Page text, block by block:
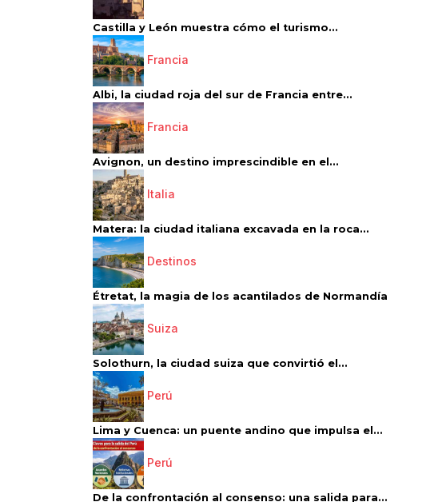
Castilla y León muestra cómo el turismo...
Francia
Albi, la ciudad roja del sur de Francia entre...
Francia
Avignon, un destino imprescindible en el...
Italia
Matera: la ciudad italiana excavada en la roca...
Destinos
Étretat, la magia de los acantilados de Normandía
Suiza
Solothurn, la ciudad suiza que convirtió el...
Perú
Lima y Cuenca: un puente andino que impulsa el...
Perú
De la confrontación al consenso: una salida para...